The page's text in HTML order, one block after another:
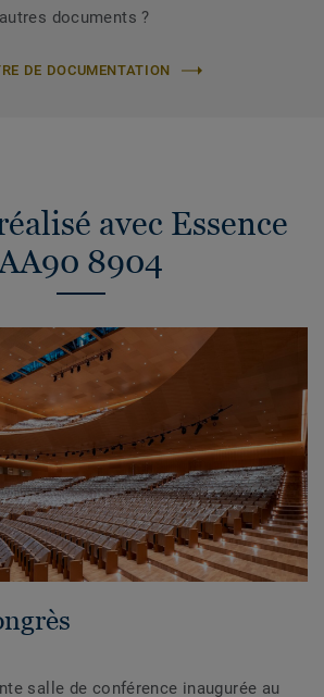
documents ?
DE DOCUMENTATION
avec Essence
8904
salle de conférence inaugurée au